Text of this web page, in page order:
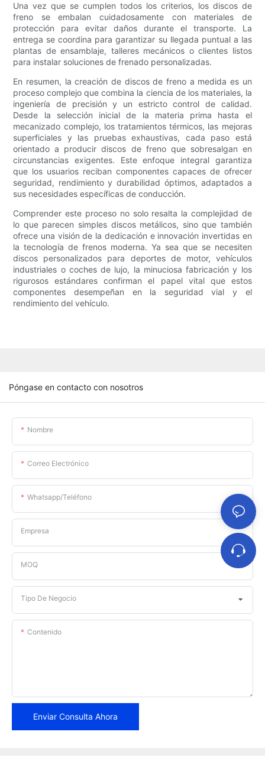
Una vez que se cumplen todos los criterios, los discos de
freno se embalan cuidadosamente con materiales de
protección para evitar daños durante el transporte. La
entrega se coordina para garantizar su llegada puntual a las
plantas de ensamblaje, talleres mecánicos o clientes listos
para instalar soluciones de frenado personalizadas.
En resumen, la creación de discos de freno a medida es un
proceso complejo que combina la ciencia de los materiales, la
ingeniería de precisión y un estricto control de calidad.
Desde la selección inicial de la materia prima hasta el
mecanizado complejo, los tratamientos térmicos, las mejoras
superficiales y las pruebas exhaustivas, cada paso está
orientado a producir discos de freno que sobresalgan en
circunstancias exigentes. Este enfoque integral garantiza
que los usuarios reciban componentes capaces de ofrecer
seguridad, rendimiento y durabilidad óptimos, adaptados a
sus necesidades específicas de conducción.
Comprender este proceso no solo resalta la complejidad de
lo que parecen simples discos metálicos, sino que también
ofrece una visión de la dedicación e innovación invertidas en
la tecnología de frenos moderna. Ya sea que se necesiten
discos personalizados para deportes de motor, vehículos
industriales o coches de lujo, la minuciosa fabricación y los
rigurosos estándares confirman el papel vital que estos
componentes desempeñan en la seguridad vial y el
rendimiento del vehículo.
Póngase en contacto con nosotros
Nombre
Correo Electrónico
Whatsapp/teléfono
Empresa
MOQ
Tipo De Negocio
Contenido
Enviar Consulta Ahora